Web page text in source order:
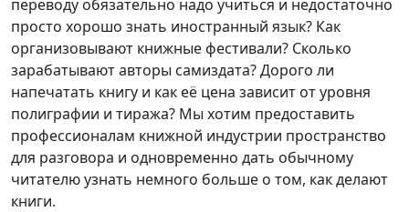
переводу обязательно надо учиться и недостаточно
просто хорошо знать иностранный язык? Как
организовывают книжные фестивали? Сколько
зарабатывают авторы самиздата? Дорого ли
напечатать книгу и как её цена зависит от уровня
полиграфии и тиража? Мы хотим предоставить
профессионалам книжной индустрии пространство
для разговора и одновременно дать обычному
читателю узнать немного больше о том, как делают
книги.